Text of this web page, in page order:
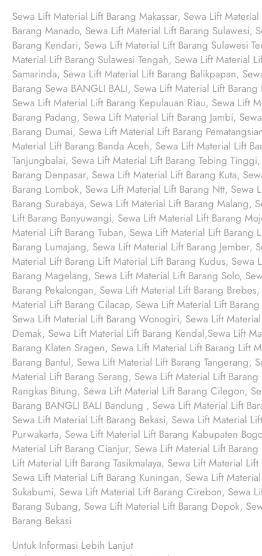
Sewa Lift Material Lift Barang Makassar, Sewa Lift
Barang Manado, Sewa Lift Material Lift Barang Sulawesi,
Barang Kendari, Sewa Lift Material Lift Barang Sulawesi
Material Lift Barang Sulawesi Tengah, Sewa Lift Material
Samarinda, Sewa Lift Material Lift Barang Balikpapan,
Barang Sewa BANGLI BALI, Sewa Lift Material Lift
Sewa Lift Material Lift Barang Kepulauan Riau, Sewa Lift
Barang Padang, Sewa Lift Material Lift Barang Jambi,
Barang Dumai, Sewa Lift Material Lift Barang
Material Lift Barang Banda Aceh, Sewa Lift Material Lift
Tanjungbalai, Sewa Lift Material Lift Barang Tebing
Barang Denpasar, Sewa Lift Material Lift Barang Kuta,
Barang Lombok, Sewa Lift Material Lift Barang Ntt,
Barang Surabaya, Sewa Lift Material Lift Barang Malang,
Lift Barang Banyuwangi, Sewa Lift Material Lift Barang
Material Lift Barang Tuban, Sewa Lift Material Lift
Barang Lumajang, Sewa Lift Material Lift Barang Jember,
Material Lift Barang Lift Material Lift Barang Kudus,
Barang Magelang, Sewa Lift Material Lift Barang Solo,
Barang Pekalongan, Sewa Lift Material Lift Barang
Material Lift Barang Cilacap, Sewa Lift Material Lift
Sewa Lift Material Lift Barang Wonogiri, Sewa Lift
Demak, Sewa Lift Material Lift Barang Kendal,Sewa Lift
Barang Klaten Sragen, Sewa Lift Material Lift Barang Lift
Barang Bantul, Sewa Lift Material Lift Barang Tangerang,
Material Lift Barang Serang, Sewa Lift Material Lift
Rangkas Bitung, Sewa Lift Material Lift Barang Cilegon,
Barang BANGLI BALI Bandung , Sewa Lift Material Lift
Sewa Lift Material Lift Barang Bekasi, Sewa Lift Material
Purwakarta, Sewa Lift Material Lift Barang Kabupaten
Material Lift Barang Cianjur, Sewa Lift Material Lift
Lift Material Lift Barang Tasikmalaya, Sewa Lift Material
Sewa Lift Material Lift Barang Kuningan, Sewa Lift
Sukabumi, Sewa Lift Material Lift Barang Cirebon, Sewa
Barang Subang, Sewa Lift Material Lift Barang Depok,
Barang Bekasi
Untuk Informasi Lebih Lanjut